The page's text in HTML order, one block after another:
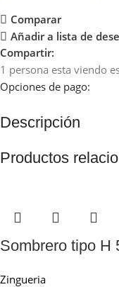
Comparar
Añadir a lista de
Compartir:
1 persona esta viendo
Opciones de pago:
Descripción
Productos
Sombrero tipo H
Zingueria